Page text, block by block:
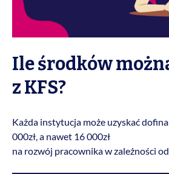
Ile środków
z KFS?
Każda instytucja może uzyskać
000zł, a nawet 16 000zł
na rozwój pracownika w zależności